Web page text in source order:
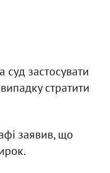
суд застосувати
стратити
заявив, що